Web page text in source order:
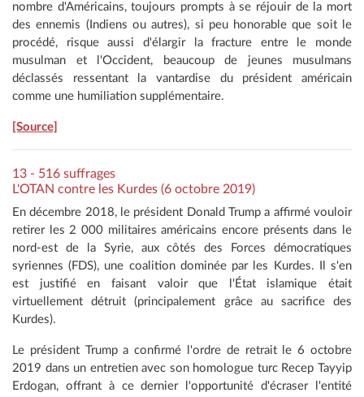
nombre d'Américains, toujours prompts à se réjouir de la mort
des ennemis (Indiens ou autres), si peu honorable que soit le
procédé, risque aussi d'élargir la fracture entre le monde
musulman et l'Occident, beaucoup de jeunes musulmans
déclassés ressentant la vantardise du président américain
comme une humiliation supplémentaire.
[Source]
13 - 516 suffrages
L'OTAN contre les Kurdes (6 octobre 2019)
En décembre 2018, le président Donald Trump a affirmé vouloir
retirer les 2 000 militaires américains encore présents dans le
nord-est de la Syrie, aux côtés des Forces démocratiques
syriennes (FDS), une coalition dominée par les Kurdes. Il s'en
est justifié en faisant valoir que l'État islamique était
virtuellement détruit (principalement grâce au sacrifice des
Kurdes).
Le président Trump a confirmé l'ordre de retrait le 6 octobre
2019 dans un entretien avec son homologue turc Recep Tayyip
Erdogan, offrant à ce dernier l'opportunité d'écraser l'entité